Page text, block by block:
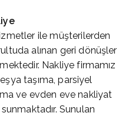
ile müşterilerden
alınan geri dönüşler
Nakliye firmamız
taşıma, parsiyel
ve evden eve nakliyat
Sunulan